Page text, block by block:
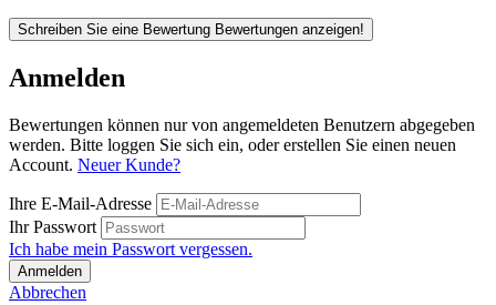
Schreiben Sie eine Bewertung Bewertungen anzeigen!
Anmelden
Bewertungen können nur von angemeldeten Benutzern abgegeben
werden. Bitte loggen Sie sich ein, oder erstellen Sie einen neuen
Account. Neuer Kunde?
Ihre E-Mail-Adresse
Ihr Passwort
Ich habe mein Passwort vergessen.
Anmelden
Abbrechen